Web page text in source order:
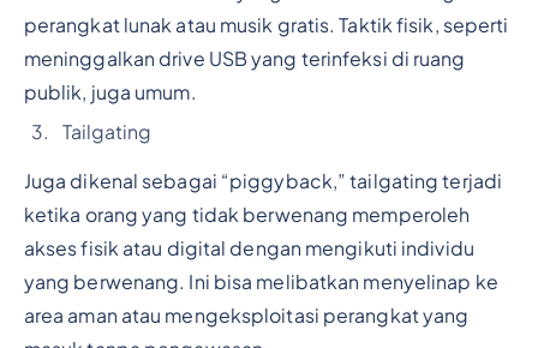
perangkat lunak atau musik gratis. Taktik fisik, seperti
meninggalkan drive USB yang terinfeksi di ruang
publik, juga umum.
Tailgating
Juga dikenal sebagai “piggyback,” tailgating terjadi
ketika orang yang tidak berwenang memperoleh
akses fisik atau digital dengan mengikuti individu
yang berwenang. Ini bisa melibatkan menyelinap ke
area aman atau mengeksploitasi perangkat yang